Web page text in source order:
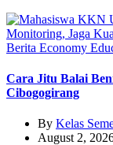
Berita Economy
Cara Jitu Balai
Cibogogirang
By Kelas
August 2,